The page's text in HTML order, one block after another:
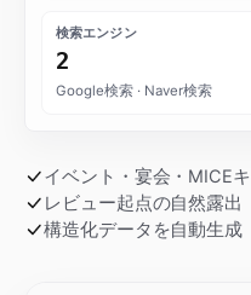
検索エンジン
2
Google検索 · Naver検索
イベント・宴会・MICE
レビュー起点の自然露出
構造化データを自動生成